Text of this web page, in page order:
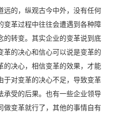
的，纵观古今中外，没有任何
变革过程中往往会遭遇到各种障
的转变。其实企业的变革说到底
革的决心和信心可以说是变革的
的决心，相信变革的效果，才能
于对变革的决心不足，导致变革
承受的后果。也有一些企业领导
做变革就行了，其他的事情自有